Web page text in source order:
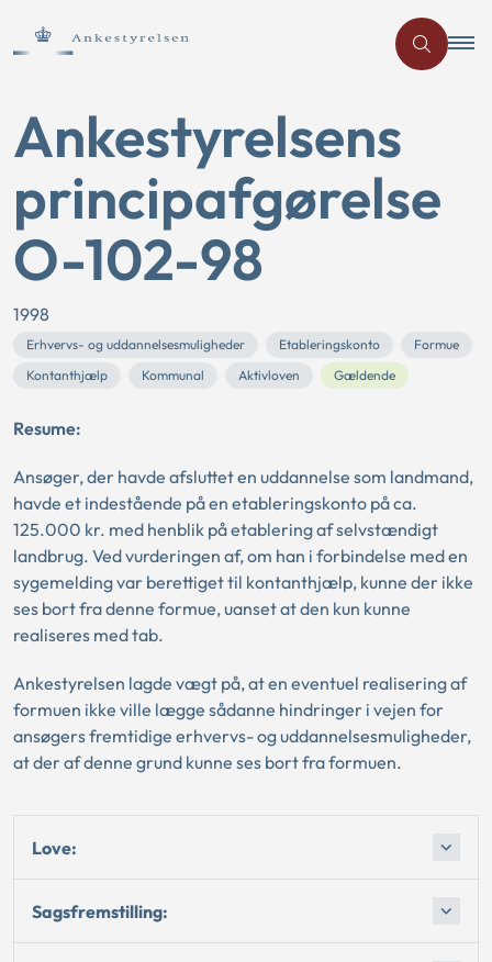
Ankestyrelsens
principafgørelse
O-102-98
1998
Erhvervs- og uddannelsesmuligheder Etableringskonto
Formue
Kontanthjælp
Kommunal Aktivloven Gældende
Resume:
Ansøger, der havde afsluttet en uddannelse som landmand,
havde et indestående på en etableringskonto på ca.
125.000 kr. med henblik på etablering af selvstændigt
landbrug. Ved vurderingen af, om han i forbindelse med en
sygemelding var berettiget til kontanthjælp, kunne der ikke
ses bort fra denne formue, uanset at den kun kunne
realiseres med tab.
Ankestyrelsen lagde vægt på, at en eventuel realisering af
formuen ikke ville lægge sådanne hindringer i vejen for
ansøgers fremtidige erhvervs- og uddannelsesmuligheder,
at der af denne grund kunne ses bort fra formuen.
Love:
Sagsfremstilling: